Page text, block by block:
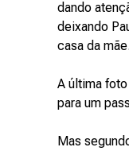
dando
deixando
casa da
A última
para um
Mas